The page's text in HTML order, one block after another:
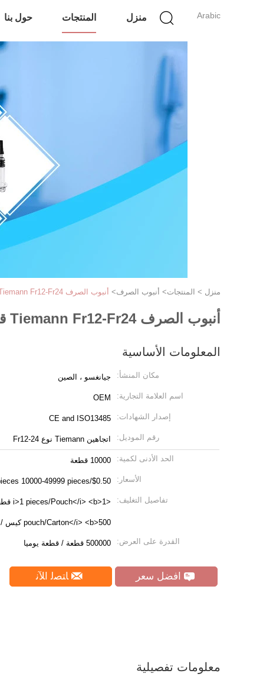
Arabic منزل المنتجات حول بنا
منزل > المنتجات> أنبوب الصرف> أنبوب الصرف Tiemann Fr12-Fr24 قسطرة فولي من اللاتكس المغلفة بالسيليكون
أنبوب الصرف Tiemann Fr12-Fr24 قسطرة فولي من اللاتكس المغلفة بالسيليكون
المعلومات الأساسية
مكان المنشأ: جيانغسو ، الصين
اسم العلامة التجارية: OEM
إصدار الشهادات: CE and ISO13485
رقم الموديل: اتجاهين Tiemann نوع Fr12-24
الحد الأدنى لكمية: 10000 قطعة
الأسعار: $0.50/pieces 10000-49999 pieces
تفاصيل التغليف:
pouch/Carton</i> <b>500 كيس / كرتون</b>
القدرة على العرض: 500000 قطعة / قطعة يوميا
افضل سعر ﺎﺘﺼﻟ ﺍﻶﻧ
معلومات تفصيلية